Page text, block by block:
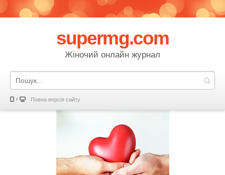
supermg.com
Жіночий онлайн журнал
Повна версія сайту